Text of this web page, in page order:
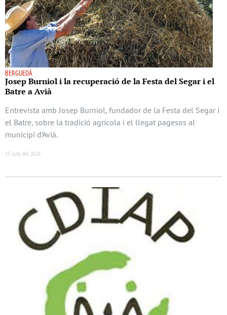
BERGUEDÀ
Josep Burniol i la recuperació de la Festa del Segar i el
Batre a Avià
Entrevista amb Josep Burniol, fundador de la Festa del Segar i
el Batre, sobre la tradició agrícola i el llegat pagesos al
municipi d’Avià.
15 juny del 2026